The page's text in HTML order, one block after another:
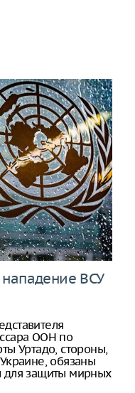
ВСУ
ООН по
Уртадо, стороны,
обязаны
для защиты мирных